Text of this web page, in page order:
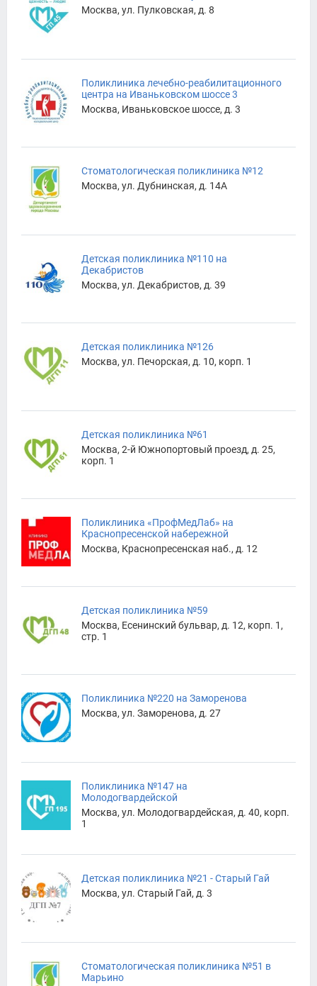
Москва, ул. Пулковская, д. 8
Поликлиника лечебно-реабилитационного
центра на Иваньковском шоссе 3
Москва, Иваньковское шоссе, д. 3
Стоматологическая поликлиника №12
Москва, ул. Дубнинская, д. 14А
Детская поликлиника №110 на
Декабристов
Москва, ул. Декабристов, д. 39
Детская поликлиника №126
Москва, ул. Печорская, д. 10, корп. 1
Детская поликлиника №61
Москва, 2-й Южнопортовый проезд, д. 25,
корп. 1
Поликлиника «ПрофМедЛаб» на
Краснопресенской набережной
Москва, Краснопресенская наб., д. 12
Детская поликлиника №59
Москва, Есенинский бульвар, д. 12, корп. 1,
стр. 1
Поликлиника №220 на Заморенова
Москва, ул. Заморенова, д. 27
Поликлиника №147 на
Молодогвардейской
Москва, ул. Молодогвардейская, д. 40, корп.
1
Детская поликлиника №21 - Старый Гай
Москва, ул. Старый Гай, д. 3
Стоматологическая поликлиника №51 в
Марьино